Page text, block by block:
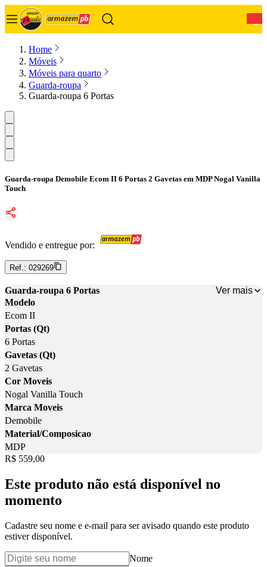
Home
Móveis
Móveis para quarto
Guarda-roupa
Guarda-roupa 6 Portas
Guarda-roupa Demobile Ecom II 6 Portas 2 Gavetas em MDP Nogal Vanilla
Touch
Vendido e entregue por:
Ref.: 029269
Guarda-roupa 6 Portas
Ver mais
Modelo
Ecom II
Portas (Qt)
6 Portas
Gavetas (Qt)
2 Gavetas
Cor Moveis
Nogal Vanilla Touch
Marca Moveis
Demobile
Material/Composicao
MDP
Price:
R$ 559,00
Este produto não está disponível no
momento
Cadastre seu nome e e-mail para ser avisado quando este produto
estiver disponível.
Nome